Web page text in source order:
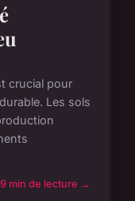
crucial pour
Les sols
9 min de lecture →